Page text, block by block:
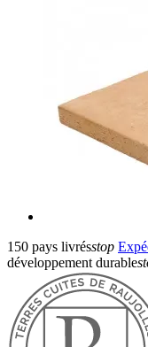
150 pays livrésstop
développement durable